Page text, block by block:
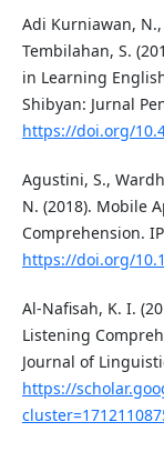
Adi Kurniawan,
Tembilahan, S.
in Learning
Shibyan: Jurnal
https://doi.org/
Agustini, S.,
N. (2018). Mobile
Comprehension.
https://doi.org/
Al-Nafisah, K. I.
Listening
Journal of
https://